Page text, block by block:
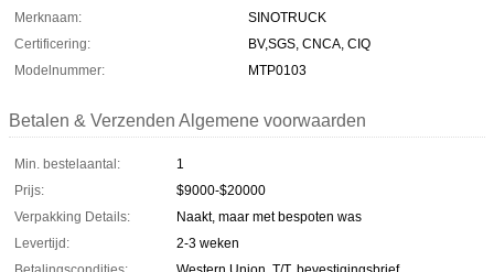
Merknaam:
SINOTRUCK
Certificering:
BV,SGS, CNCA, CIQ
Modelnummer:
MTP0103
Betalen & Verzenden Algemene voorwaarden
Min. bestelaantal:
1
Prijs:
$9000-$20000
Verpakking Details:
Naakt, maar met bespoten was
Levertijd:
2-3 weken